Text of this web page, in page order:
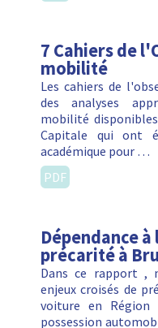
7 Cahiers de
mobilité
Les cahiers de
des analyses
mobilité
Capitale qui ont
académique pour …
PDF
Dépendance
précarité à
Dans ce rapport ,
enjeux croisés de
voiture en Région
possession